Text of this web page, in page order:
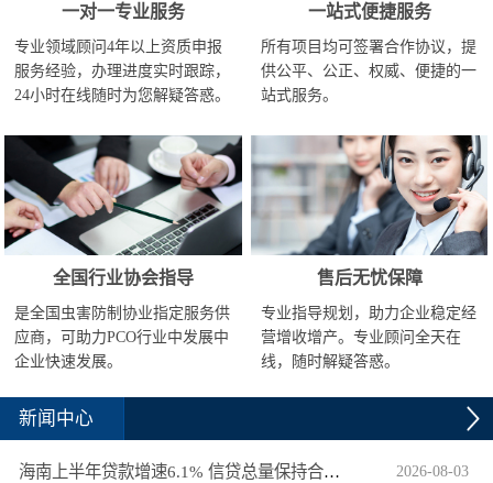
一对一专业服务
专业领域顾问4年以上资质申报
服务经验，办理进度实时跟踪，
24小时在线随时为您解疑答惑。
一站式便捷服务
所有项目均可签署合作协议，提
供公平、公正、权威、便捷的一
站式服务。
全国行业协会指导
是全国虫害防制协业指定服务供
应商，可助力PCO行业中发展中
企业快速发展。
售后无忧保障
专业指导规划，助力企业稳定经
营增收增产。专业顾问全天在
线，随时解疑答惑。
新闻中心
海南上半年贷款增速6.1% 信贷总量保持合理平稳增长 2026-08-03